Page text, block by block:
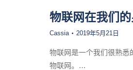
物联网在我们
Cassia 2019年5月21日
物联网是一个我们很熟悉
物联网。…